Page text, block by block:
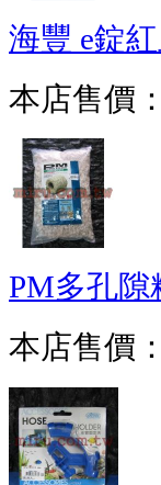
海豐 e錠
本店售價：
PM多孔隙
本店售價：